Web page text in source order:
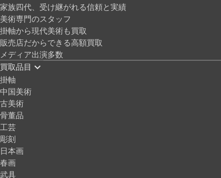
家族四代、受け継がれる信頼と実績
美術専門のスタッフ
掛軸から現代美術も買取
販売店だからできる高額買取
メディア出演多数
買取品目
掛軸
中国美術
古美術
骨董品
工芸
彫刻
日本画
春画
武具